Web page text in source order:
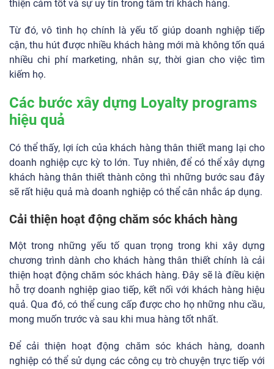
thiện cảm tốt và sự uy tín trong tâm trí khách hàng.
Từ đó, vô tình họ chính là yếu tố giúp doanh nghiệp tiếp
cận, thu hút được nhiều khách hàng mới mà không tốn quá
nhiều chi phí marketing, nhân sự, thời gian cho việc tìm
kiếm họ.
Các bước xây dựng Loyalty programs
hiệu quả
Có thể thấy, lợi ích của khách hàng thân thiết mang lại cho
doanh nghiệp cực kỳ to lớn. Tuy nhiên, để có thể xây dựng
khách hàng thân thiết thành công thì những bước sau đây
sẽ rất hiệu quả mà doanh nghiệp có thể cân nhắc áp dụng.
Cải thiện hoạt động chăm sóc khách hàng
Một trong những yếu tố quan trọng trong khi xây dựng
chương trình dành cho khách hàng thân thiết chính là cải
thiện hoạt động chăm sóc khách hàng. Đây sẽ là điều kiện
hỗ trợ doanh nghiệp giao tiếp, kết nối với khách hàng hiệu
quả. Qua đó, có thể cung cấp được cho họ những nhu cầu,
mong muốn trước và sau khi mua hàng tốt nhất.
Để cải thiện hoạt động chăm sóc khách hàng, doanh
nghiệp có thể sử dụng các công cụ trò chuyện trực tiếp với